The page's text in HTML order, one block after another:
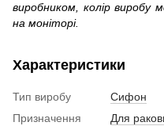
виробником, колір виробу
на моніторі.
Характеристики
Тип виробу
Сифон
Призначення
Для